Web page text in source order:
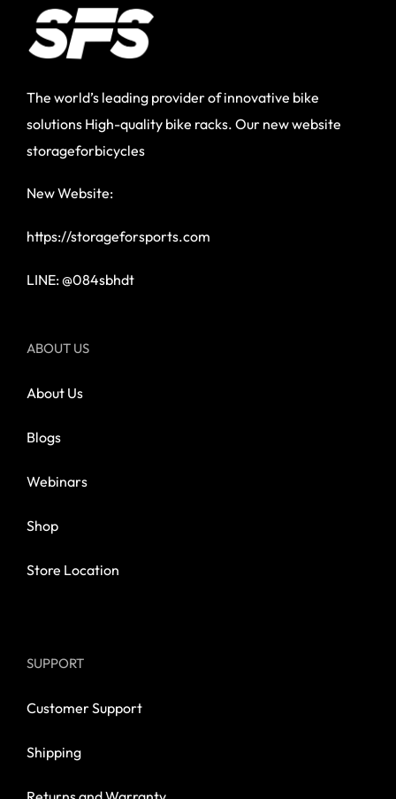
The world’s leading provider of innovative bike
solutions High-quality bike racks. Our new website
storageforbicycles
New Website:
https://storageforsports.com
LINE: @084sbhdt
ABOUT US
About Us
Blogs
Webinars
Shop
Store Location
SUPPORT
Customer Support
Shipping